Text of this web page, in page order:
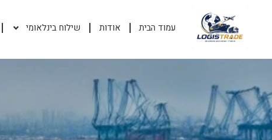
עמוד הבית אודות שילוח בינלאומי